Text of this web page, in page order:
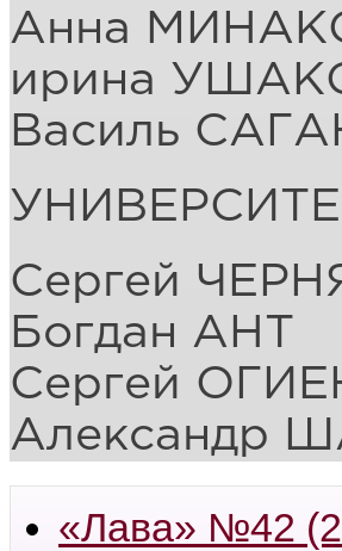
Анна
ирина
Василь
Сергей
Богдан АНТ
Сергей
Александр
«Лава» №42